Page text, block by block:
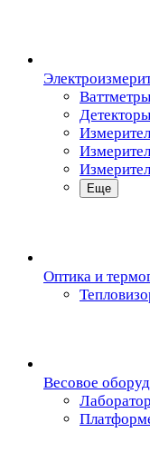
Ваттметры
Еще
Oптика и
Весовое